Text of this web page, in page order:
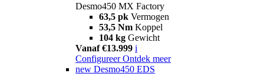
Desmo450 MX Factory
63,5 pk Vermogen
53,5 Nm Koppel
104 kg Gewicht
Vanaf €13.999 i
Configureer Ontdek meer
new Desmo450 EDS